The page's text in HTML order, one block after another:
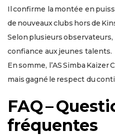
Il confirme la montée en
de nouveaux clubs hors de
Selon plusieurs
confiance aux jeunes talents.
En somme, l’AS Simba Kaizer
mais gagné le respect du
FAQ –
fréquentes